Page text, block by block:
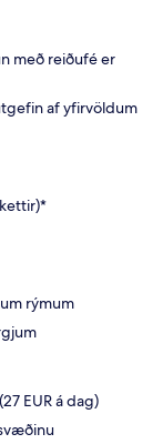
með reiðufé er
af yfirvöldum
rýmum
EUR á dag)